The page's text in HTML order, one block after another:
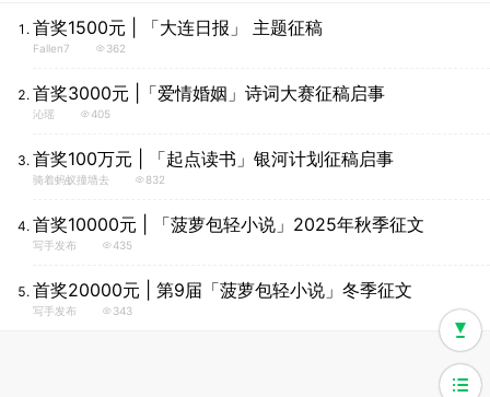
首奖1500元 | 「大连日报」 主题征稿
Fallen7 362
首奖3000元 |「爱情婚姻」诗词大赛征稿启事
沁瑶 405
首奖100万元 | 「起点读书」银河计划征稿启事
骑着蚂蚁撞墙去 832
首奖10000元 | 「菠萝包轻小说」2025年秋季征文
写手发布 435
首奖20000元 | 第9届「菠萝包轻小说」冬季征文
写手发布 343